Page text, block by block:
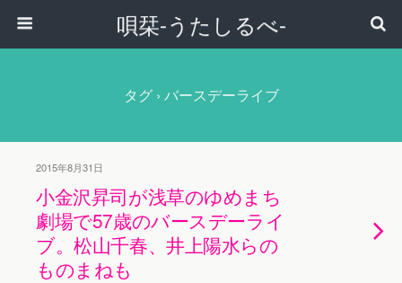
唄栞-うたしるべ-
タグ › バースデーライブ
2015年8月31日
小金沢昇司が浅草のゆめまち
劇場で57歳のバースデーライ
ブ。松山千春、井上陽水らの
ものまねも